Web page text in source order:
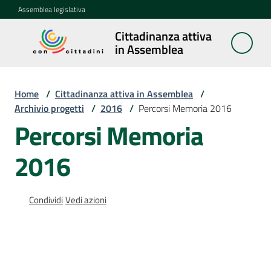
Vai al contenuto
Vai alla navigazione
Vai al footer
Assemblea legislativa
Cittadinanza attiva
in Assemblea
Cittadinanza
attiva in
Concittadini
Porte
aperte
Assemblea
Home / Cittadinanza attiva in Assemblea /
Archivio progetti / 2016 / Percorsi Memoria 2016
Percorsi Memoria
2016
CondividiVedi azioni